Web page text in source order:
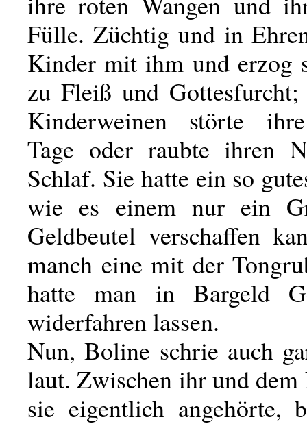
Fülle. Züchtig und in
Kinder mit ihm und erzog
zu Fleiß und
Kinderweinen störte
Tage oder raubte ihren
Schlaf. Sie hatte ein so
wie es einem nur ein
Geldbeutel verschaffen
manch eine mit der
hatte man in Bargeld
widerfahren lassen.
Nun, Boline schrie auch
laut. Zwischen ihr und dem
sie eigentlich angehörte,